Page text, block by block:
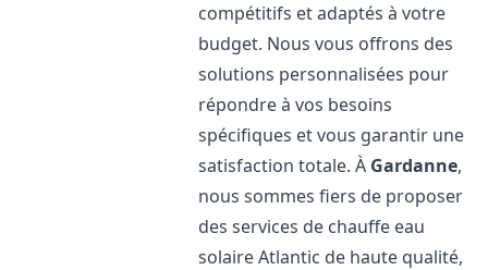
compétitifs et adaptés à votre
budget. Nous vous offrons des
solutions personnalisées pour
répondre à vos besoins
spécifiques et vous garantir une
satisfaction totale. À Gardanne,
nous sommes fiers de proposer
des services de chauffe eau
solaire Atlantic de haute qualité,